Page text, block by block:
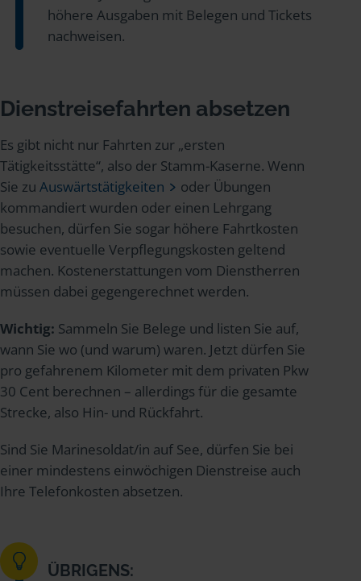
höhere Ausgaben mit Belegen und Tickets
nachweisen.
Dienstreisefahrten absetzen
Es gibt nicht nur Fahrten zur „ersten
Tätigkeitsstätte“, also der Stamm-Kaserne. Wenn
Sie zu Auswärtstätigkeiten
oder Übungen
kommandiert wurden oder einen Lehrgang
besuchen, dürfen Sie sogar höhere Fahrtkosten
sowie eventuelle Verpflegungskosten geltend
machen. Kostenerstattungen vom Dienstherren
müssen dabei gegengerechnet werden.
Wichtig: Sammeln Sie Belege und listen Sie auf,
wann Sie wo (und warum) waren. Jetzt dürfen Sie
pro gefahrenem Kilometer mit dem privaten Pkw
30 Cent berechnen – allerdings für die gesamte
Strecke, also Hin- und Rückfahrt.
Sind Sie Marinesoldat/in auf See, dürfen Sie bei
einer mindestens einwöchigen Dienstreise auch
Ihre Telefonkosten absetzen.
ÜBRIGENS: